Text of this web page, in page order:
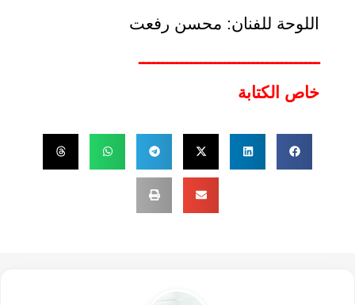
اللوحة للفنان: محسن رفعت
ــــــــــــــــــــــــــــــــــــــ
خاص الكتابة